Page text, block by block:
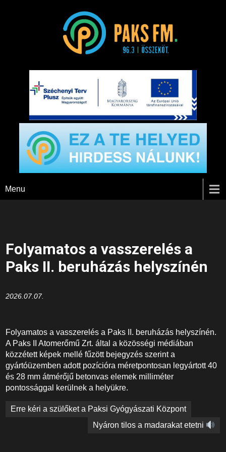
Paks FM
Menu
Folyamatos a vasszerelés a
Paks II. beruházás helyszínén
2026.07.07.
Folyamatos a vasszerelés a Paks II. beruházás helyszínén.
A Paks II Atomerőmű Zrt. által a közösségi médiában
közzétett képek mellé fűzött bejegyzés szerint a
gyártóüzemben adott pozícióra méretpontosan legyártott 40
és 28 mm átmérőjű betonvas elemek milliméter
pontossággal kerülnek a helyükre.
Bejegyzés
Erre kéri a szülőket a Paksi Gyógyászati Központ
Nyáron tilos a madarakat etetni